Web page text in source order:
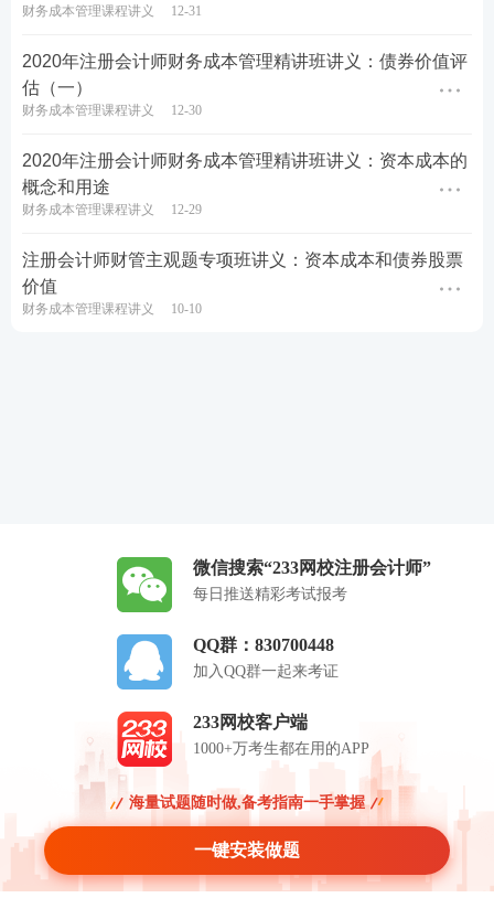
财务成本管理课程讲义 12-31
2020年注册会计师财务成本管理精讲班讲义：债券价值评
估（一）
财务成本管理课程讲义 12-30
2020年注册会计师财务成本管理精讲班讲义：资本成本的
概念和用途
财务成本管理课程讲义 12-29
注册会计师财管主观题专项班讲义：资本成本和债券股票
价值
财务成本管理课程讲义 10-10
微信搜索“233网校注册会计师”
每日推送精彩考试报考
QQ群：830700448
加入QQ群一起来考证
233网校客户端
1000+万考生都在用的APP
海量试题随时做,备考指南一手掌握
一键安装做题